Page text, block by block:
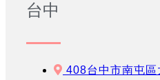
台中
408台中市南屯